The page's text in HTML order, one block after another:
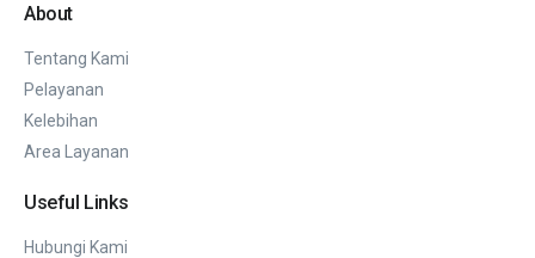
About
Tentang Kami
Pelayanan
Kelebihan
Area Layanan
Useful Links
Hubungi Kami